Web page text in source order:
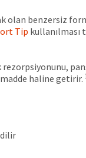
olan benzersiz
Tip kullanılması
haline getirir. 1